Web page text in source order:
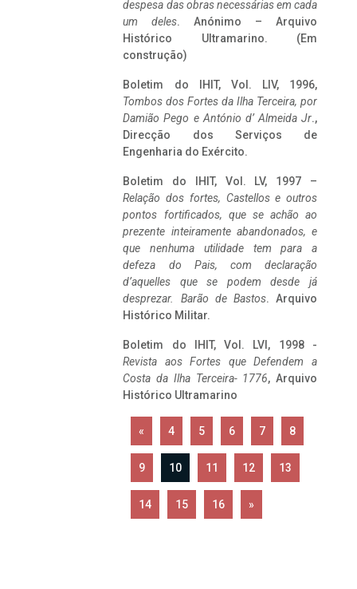
despesa das obras necessárias em cada
um deles. Anónimo – Arquivo
Histórico Ultramarino. (Em
construção)
Boletim do IHIT, Vol. LIV, 1996,
Tombos dos Fortes da Ilha Terceira, por
Damião Pego e António d’ Almeida Jr.,
Direcção dos Serviços de
Engenharia do Exército.
Boletim do IHIT, Vol. LV, 1997 –
Relação dos fortes, Castellos e outros
pontos fortificados, que se achão ao
prezente inteiramente abandonados, e
que nenhuma utilidade tem para a
defeza do Pais, com declaração
d’aquelles que se podem desde já
desprezar. Barão de Bastos. Arquivo
Histórico Militar.
Boletim do IHIT, Vol. LVI, 1998 -
Revista aos Fortes que Defendem a
Costa da Ilha Terceira- 1776, Arquivo
Histórico Ultramarino
« 4 5 6 7 8
9 10 11 12 13
14 15 16 »